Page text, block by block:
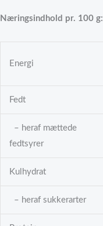
Næringsindhold pr. 100 g:
Energi
Fedt
– heraf mættede
fedtsyrer
Kulhydrat
– heraf sukkerarter